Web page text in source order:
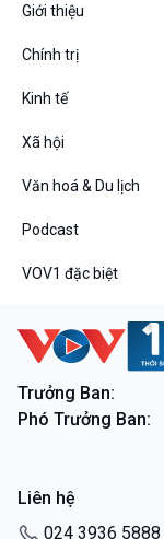
VOV1 đặc biệt
Thanh âm ký sự
Chân dung cuộc
Các chương trình
Giới thiệu
Chính trị
Kinh tế
Xã hội
Văn hoá & Du lịch
Podcast
VOV1 đặc biệt
Trưởng Ban:
Phó Trưởng Ban:
Liên hệ
024 3936